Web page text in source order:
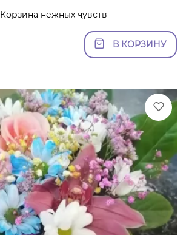
Корзина нежных чувств
В КОРЗИНУ